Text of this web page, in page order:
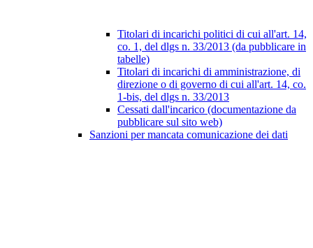
Titolari di incarichi politici di cui all'art. 14,
co. 1, del dlgs n. 33/2013 (da pubblicare in
tabelle)
Titolari di incarichi di amministrazione, di
direzione o di governo di cui all'art. 14, co.
1-bis, del dlgs n. 33/2013
Cessati dall'incarico (documentazione da
pubblicare sul sito web)
Sanzioni per mancata comunicazione dei dati